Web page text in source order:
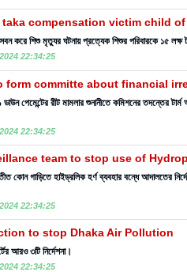
compensation victim child
করে শিশু মৃত্যুর ঘটনায় প্রত্যেক শিশুর পরিবারকে ১৫ লক্ষ
22:34:25
form committe about financial
পেমেন্টের রীট মামলার শুনানীতে কমিশনের তদন্তের
22:34:25
team to stop use of
কোন গাড়িতে হাইড্রলিক হর্ণ ব্যবহার বন্ধে আদালতের
22:34:25
to stop Dhaka Air Pollution
আরও ৩টি নির্দেশনা।
22:34:25